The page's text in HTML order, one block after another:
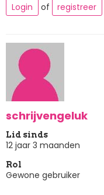
Login of registreer
schrijvengeluk
Lid sinds
12 jaar 3 maanden
Rol
Gewone gebruiker